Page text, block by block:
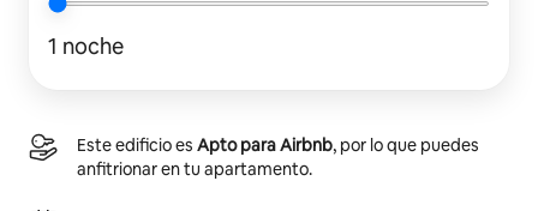
1 noche
Este edificio es Apto para Airbnb, por lo que puedes
anfitrionar en tu apartamento.